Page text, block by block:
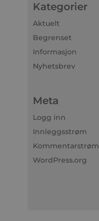
Kategorier
Aktuelt
Begrenset
Informasjon
Nyhetsbrev
Meta
Logg inn
Innleggsstrøm
Kommentarstrøm
WordPress.org